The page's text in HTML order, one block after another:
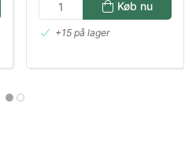
Køb nu
+15 på lager